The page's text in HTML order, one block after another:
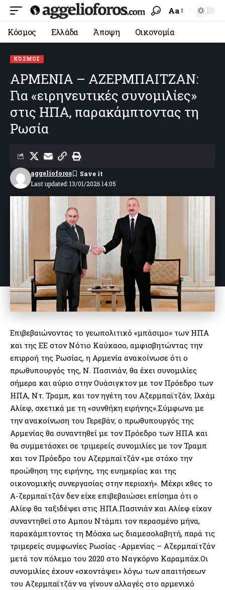
Aa
Κόσμος Ελλάδα Άποψη Οικονομία
ΚΌΣΜΟΣ
ΑΡΜΕΝΙΑ – ΑΖΕΡΜΠΑΙΤΖΑΝ:
Για «ειρηνευτικές συνομιλίες»
στις ΗΠΑ, παρακάμπτοντας τη
Ρωσία
Last updated: 13/01/2026 14:05
aggelioforos
Επιβεβαιώνοντας το γεωπολιτικό «μπάσιμο» των ΗΠΑ
και της ΕΕ στον Νότιο Καύκασο, αμφισβητώντας την
επιρροή της Ρωσίας, η Αρμενία ανακοίνωσε ότι ο
πρωθυπουργός της, Ν. Πασινιάν, θα έχει συνομιλίες
σήμερα και αύριο στην Ουάσιγκτον με τον Πρόεδρο των
ΗΠΑ, Ντ. Τραμπ, και τον ηγέτη του Αζερμπαϊτζάν, Ιλχάμ
Αλίεφ, σχετικά με τη «συνθήκη ειρήνης».Σύμφωνα με
την ανακοίνωση του Γερεβάν, ο πρωθυπουργός της
Αρμενίας θα συναντηθεί με τον Πρόεδρο των ΗΠΑ και
θα συμμετάσχει σε τριμερείς συνομιλίες με τον Τραμπ
και τον Πρόεδρο του Αζερμπαϊτζάν «με στόχο την
προώθηση της ειρήνης, της ευημερίας και της
οικονομικής συνεργασίας στην περιοχή». Μέχρι χθες το
Α-ζερμπαϊτζάν δεν είχε επιβεβαιώσει επίσημα ότι ο
Αλίεφ θα ταξιδέψει στις ΗΠΑ.Πασινιάν και Αλίεφ είχαν
συναντηθεί στο Αμπου Ντάμπι τον περασμένο μήνα,
παρακάμπτοντας τη Μόσχα ως διαμεσολαβητή, παρά τις
τριμερείς συμφωνίες Ρωσίας -Αρμενίας – Αζερμπαϊτζάν
μετά τον πόλεμο του 2020 στο Ναγκόρνο Καραμπάχ.Οι
συνομιλίες έχουν «σκοντάψει» λόγω των απαιτήσεων
του Αζερμπαϊτζάν να γίνουν αλλαγές στο αρμενικό